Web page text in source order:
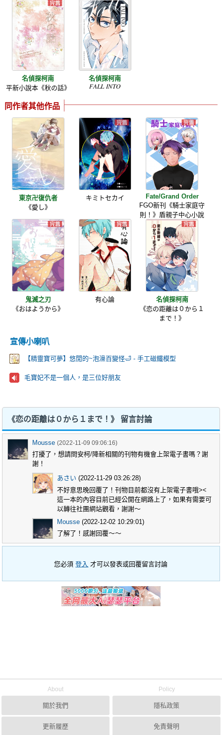
名偵探柯南
平新小說本《秋の話》
名偵探柯南
𝐹𝐴𝐿𝐿 𝐼𝑁𝑇𝑂
同作者其他作品
東京卍復仇者
《愛し》
キミトセカイ
Fate/Grand Order
FGO新刊《騎士家庭守
則！》盾親子中心小說
鬼滅之刃
《おはようから》
有心論
名偵探柯南
《恋の距離は０から１
まで！》
宣傳小喇叭
【精靈寶可夢】悠閒的~泡澡百變怪🛁 - 手工磁鐵模型
毛寶妃不是一個人，是三位好朋友
《恋の距離は０から１まで！》 留言討論
Mousse (2022-11-09 09:06:16)
打擾了，想請問安柯/降新相關的刊物有機會上架電子書嗎？謝
謝！
あさい (2022-11-29 03:26:28)
不好意思晚回覆了！刊物目前都沒有上架電子書哦><
這一本的內容目前已經公開在網路上了，如果有需要可
以轉往社團網站觀看，謝謝～
Mousse (2022-12-02 10:29:01)
了解了！感謝回覆～～
您必須登入 才可以發表或回覆留言討論
About
關於我們
更新履歷
Policy
隱私政策
免責聲明